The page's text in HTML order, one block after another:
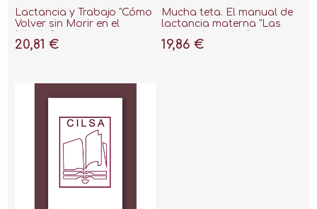
Lactancia y Trabajo "Cómo
Volver sin Morir en el
20,81 €
Mucha teta. El manual de
lactancia materna "Las
preguntas"
19,86 €